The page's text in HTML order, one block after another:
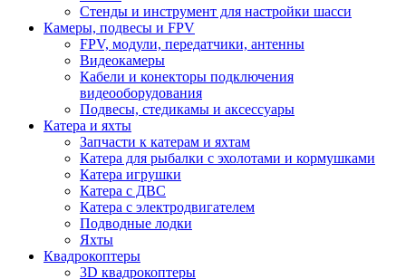
Стенды и инструмент для настройки шасси
Камеры, подвесы и FPV
FPV, модули, передатчики, антенны
Видеокамеры
Кабели и конекторы подключения
видеооборудования
Подвесы, стедикамы и аксессуары
Катера и яхты
Запчасти к катерам и яхтам
Катера для рыбалки с эхолотами и кормушками
Катера игрушки
Катера с ДВС
Катера с электродвигателем
Подводные лодки
Яхты
Квадрокоптеры
3D квадрокоптеры